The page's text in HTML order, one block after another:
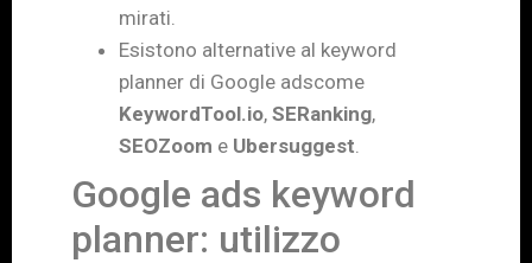
mirati.
Esistono alternative al keyword
planner di Google adscome
KeywordTool.io, SERanking,
SEOZoom e Ubersuggest
Google ads keyword
planner: utilizzo